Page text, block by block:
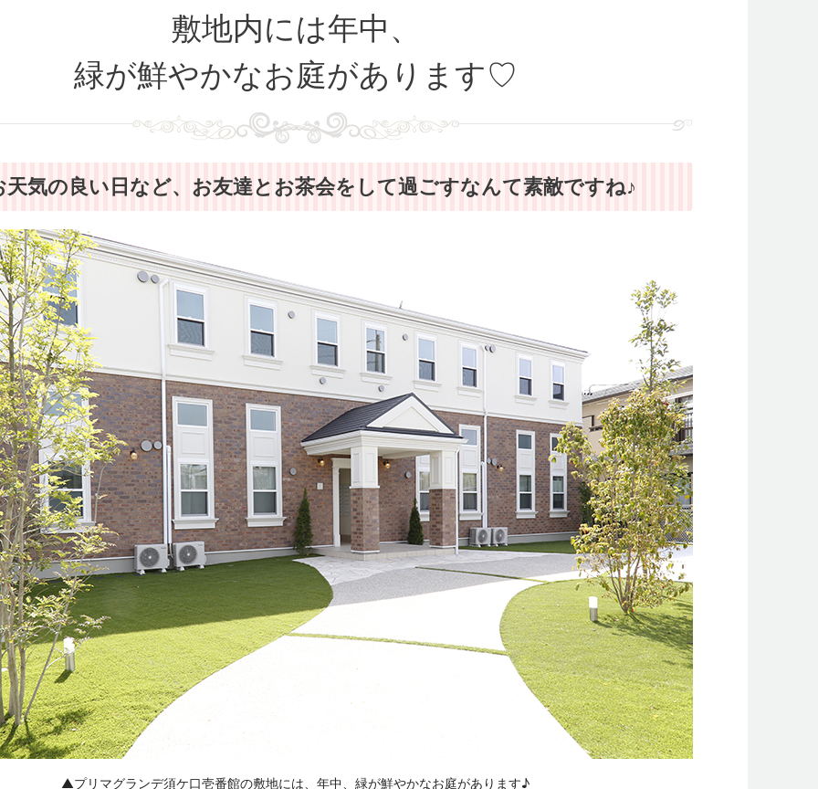
敷地内には年中、
緑が鮮やかなお庭があります♡
天気の良い日など、お友達とお茶会をして過ごすなんて素敵ですね♪
▲プリマグランデ須ケ口壱番館の敷地には、年中、緑が鮮やかなお庭があります♪